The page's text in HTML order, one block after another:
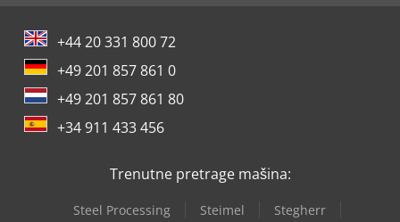
+44 20 331 800 72
+49 201 857 861 0
+49 201 857 861 80
+34 911 433 456
Trenutne pretrage mašina:
Steel Processing Steimel
Stegherr